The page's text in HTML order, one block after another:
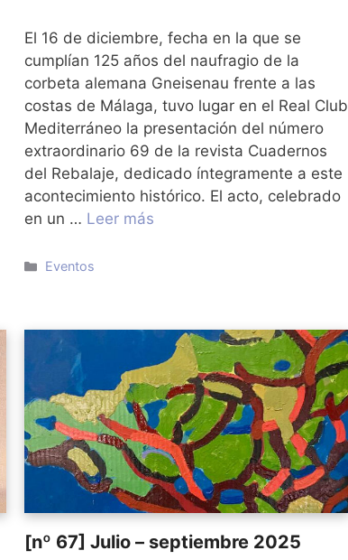
El 16 de diciembre, fecha en la que se
cumplían 125 años del naufragio de la
corbeta alemana Gneisenau frente a las
costas de Málaga, tuvo lugar en el Real Club
Mediterráneo la presentación del número
extraordinario 69 de la revista Cuadernos
del Rebalaje, dedicado íntegramente a este
acontecimiento histórico. El acto, celebrado
en un … Leer más
Categorías
Eventos
[nº 67] Julio – septiembre 2025